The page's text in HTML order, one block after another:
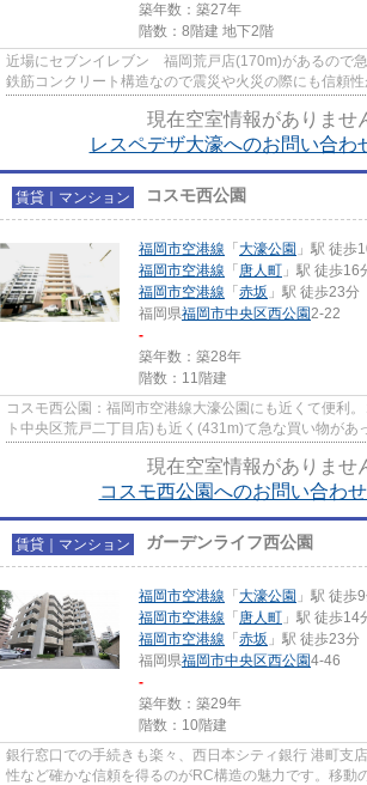
築年数：築27年
階数：8階建 地下2階
近場にセブンイレブン 福岡荒戸店(170m)があるので急
鉄筋コンクリート構造なので震災や火災の際にも信頼性
好評の、駅から徒歩5分の生活...
現在空室情報がありませ
レスペデザ大濠へのお問い合わ
賃貸｜マンション コスモ西公園
福岡市空港線 「大濠公園 」駅 徒歩
福岡市空港線 「唐人町 」駅 徒歩16
福岡市空港線 「赤坂 」駅 徒歩23分
福岡県福岡市中央区西公園2-22
-
築年数：築28年
階数：11階建
コスモ西公園：福岡市空港線大濠公園にも近くて便利
ト中央区荒戸二丁目店)も近く(431m)て急な買い物があ
ステムキッチン付きの物件な...
現在空室情報がありませ
コスモ西公園へのお問い合わ
賃貸｜マンション ガーデンライフ西公園
福岡市空港線 「大濠公園 」駅 徒歩
福岡市空港線 「唐人町 」駅 徒歩14
福岡市空港線 「赤坂 」駅 徒歩23分
福岡県福岡市中央区西公園4-46
-
築年数：築29年
階数：10階建
銀行窓口での手続きも楽々、西日本シティ銀行 港町支
性など確かな信頼を得るのがRC構造の魅力です。移動